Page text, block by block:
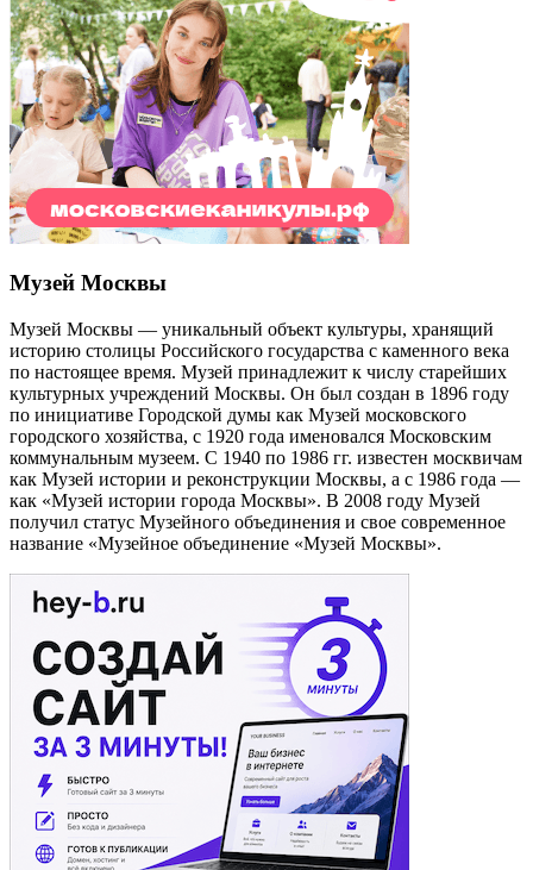
Музей Москвы
Музей Москвы — уникальный объект культуры, хранящий
историю столицы Российского государства с каменного века
по настоящее время. Музей принадлежит к числу старейших
культурных учреждений Москвы. Он был создан в 1896 году
по инициативе Городской думы как Музей московского
городского хозяйства, с 1920 года именовался Московским
коммунальным музеем. С 1940 по 1986 гг. известен москвичам
как Музей истории и реконструкции Москвы, а с 1986 года —
как «Музей истории города Москвы». В 2008 году Музей
получил статус Музейного объединения и свое современное
название «Музейное объединение «Музей Москвы».